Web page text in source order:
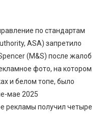
по стандартам
ASA) запретило
(M&S) после жалоб
фото, на котором
и белом топе, было
мае 2025
рекламы получил четыре